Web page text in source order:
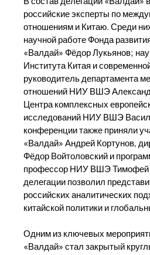
российские эксперты по
отношениям и Китаю. Среди
научной работе Фонда
«Валдай» Фёдор Лукьянов;
Института Китая и
руководитель департамента
отношений НИУ ВШЭ
Центра комплексных
исследований НИУ ВШЭ
конференции также приняли
«Валдай» Андрей Кортунов,
Фёдор Войтоловский и
профессор НИУ ВШЭ Тимофей
делегации позволил
российских аналитических
китайской политики и
Одним из ключевых
«Валдай» стал закрытый